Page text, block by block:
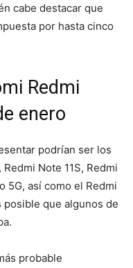
cabe destacar que
por hasta cinco
Redmi
enero
podrían ser los
Note 11S, Redmi
5G, así como el Redmi
posible que algunos de
probable